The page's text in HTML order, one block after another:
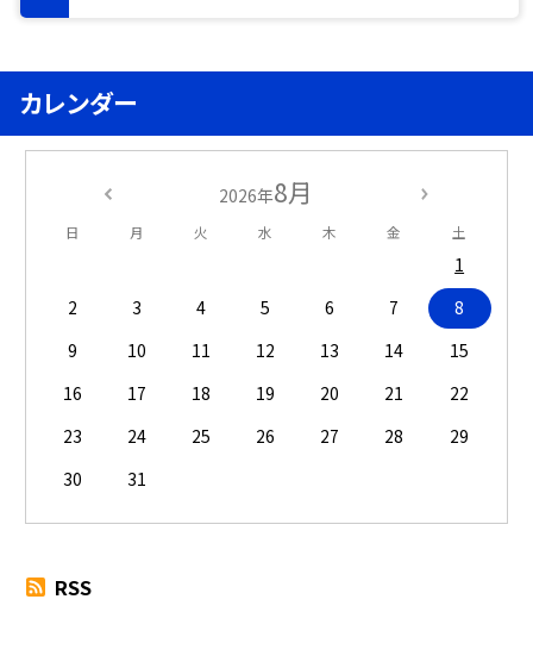
カレンダー
2026年8月
日 月 火 水 木 金 土
1
2
3 4 5 6 7
8
9
10 11 12 13 14
15
16
17 18 19 20 21
22
23
24 25 26 27 28
29
30
31
RSS